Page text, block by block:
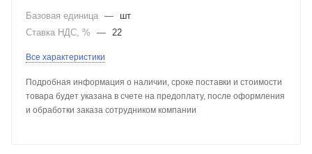
Базовая единица —
шт
Ставка НДС, %
— 22
Все характеристики
Подробная информация о наличии, сроке поставки и стоимости
товара будет указана в счете на предоплату, после оформления
и обработки заказа сотрудником компании